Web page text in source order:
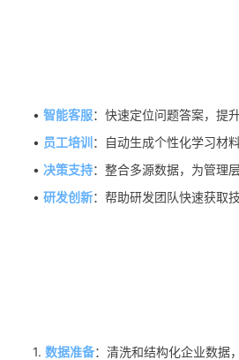
• 智能客服：快速定位问题答案，提
• 员工培训 ：自动生成个性化学习材
• 决策支持：整合多源数据，为管理
• 研发创新：帮助研发团队快速获取
1. 数据准备：清洗和结构化企业数据